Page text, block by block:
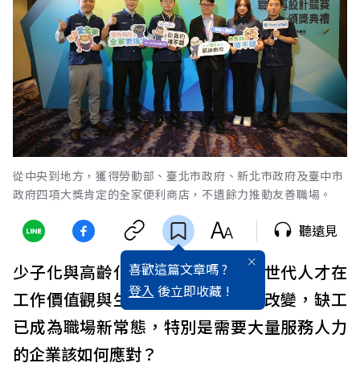
從中央到地方，獲得勞動部、臺北市政府、新北市政府及臺中市
政府四項大獎肯定的全家便利商店，不遺餘力推動友善職場。
喜歡這篇文章嗎 ?
登入 後立即收藏 !
聽遠見
少子化與高齡化浪潮衝擊，加上新世代人才在
工作價值觀與生命意義追求的目標改變，缺工
已成為職場新常態，特別是需要大量服務人力
的企業該如何應對？